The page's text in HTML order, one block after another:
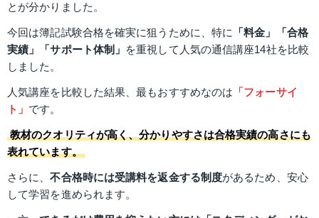
とが分かりました。
今回は簿記試験合格を確実に狙うために、特に
「料金」「合格
実績」「サポート体制」 を重視して人気の通信講座14社を比較
しました。
人気講座を比較した結果、最もおすすめなのは 「フォーサイ
ト」 です。
教材のクオリティが高く、分かりやすさは合格実績の高さにも
表れています。
さらに、不合格時には受講料を返金する制度があるため、安心
して学習を進められます。